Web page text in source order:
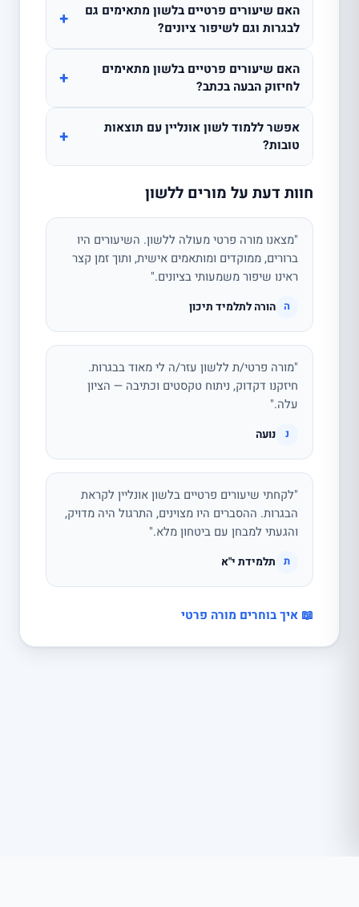
האם שיעורים פרטיים בלשון מתאימים גם
לבגרות וגם לשיפור ציונים?
+
האם שיעורים פרטיים בלשון מתאימים
לחיזוק הבעה בכתב?
+
אפשר ללמוד לשון אונליין עם תוצאות
טובות?
+
חוות דעת על מורים ללשון
"מצאנו מורה פרטי מעולה ללשון. השיעורים היו
ברורים, ממוקדים ומותאמים אישית, ותוך זמן קצר
ראינו שיפור משמעותי בציונים."
ה הורה לתלמיד תיכון
"מורה פרטי/ת ללשון עזר/ה לי מאוד בבגרות.
חיזקנו דקדוק, ניתוח טקסטים וכתיבה — הציון
עלה."
נ נועה
"לקחתי שיעורים פרטיים בלשון אונליין לקראת
הבגרות. ההסברים היו מצוינים, התרגול היה מדויק,
והגעתי למבחן עם ביטחון מלא."
ת תלמידת י"א
📖 איך בוחרים מורה פרטי